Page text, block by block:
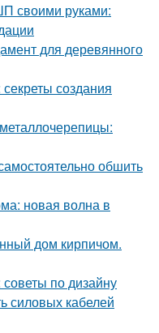
своими руками:
для деревянного
создания
обшить
новая волна в
дом кирпичом.
по дизайну
силовых кабелей